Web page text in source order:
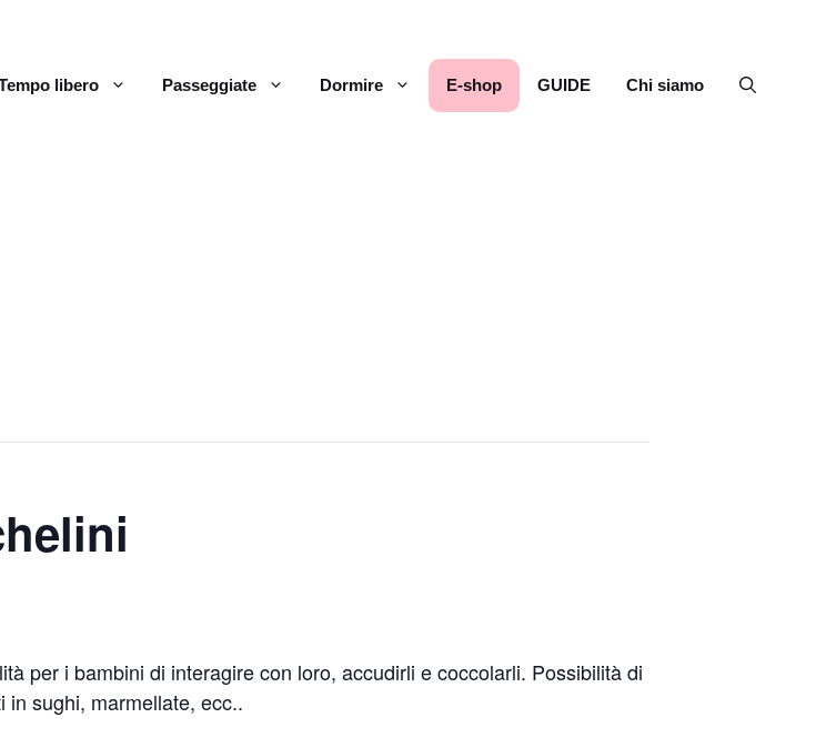
libero Passeggiate Dormire E-shop GUIDE Chi siamo
per i bambini di interagire con loro, accudirli e coccolarli. Possibilità di
sughi, marmellate, ecc..